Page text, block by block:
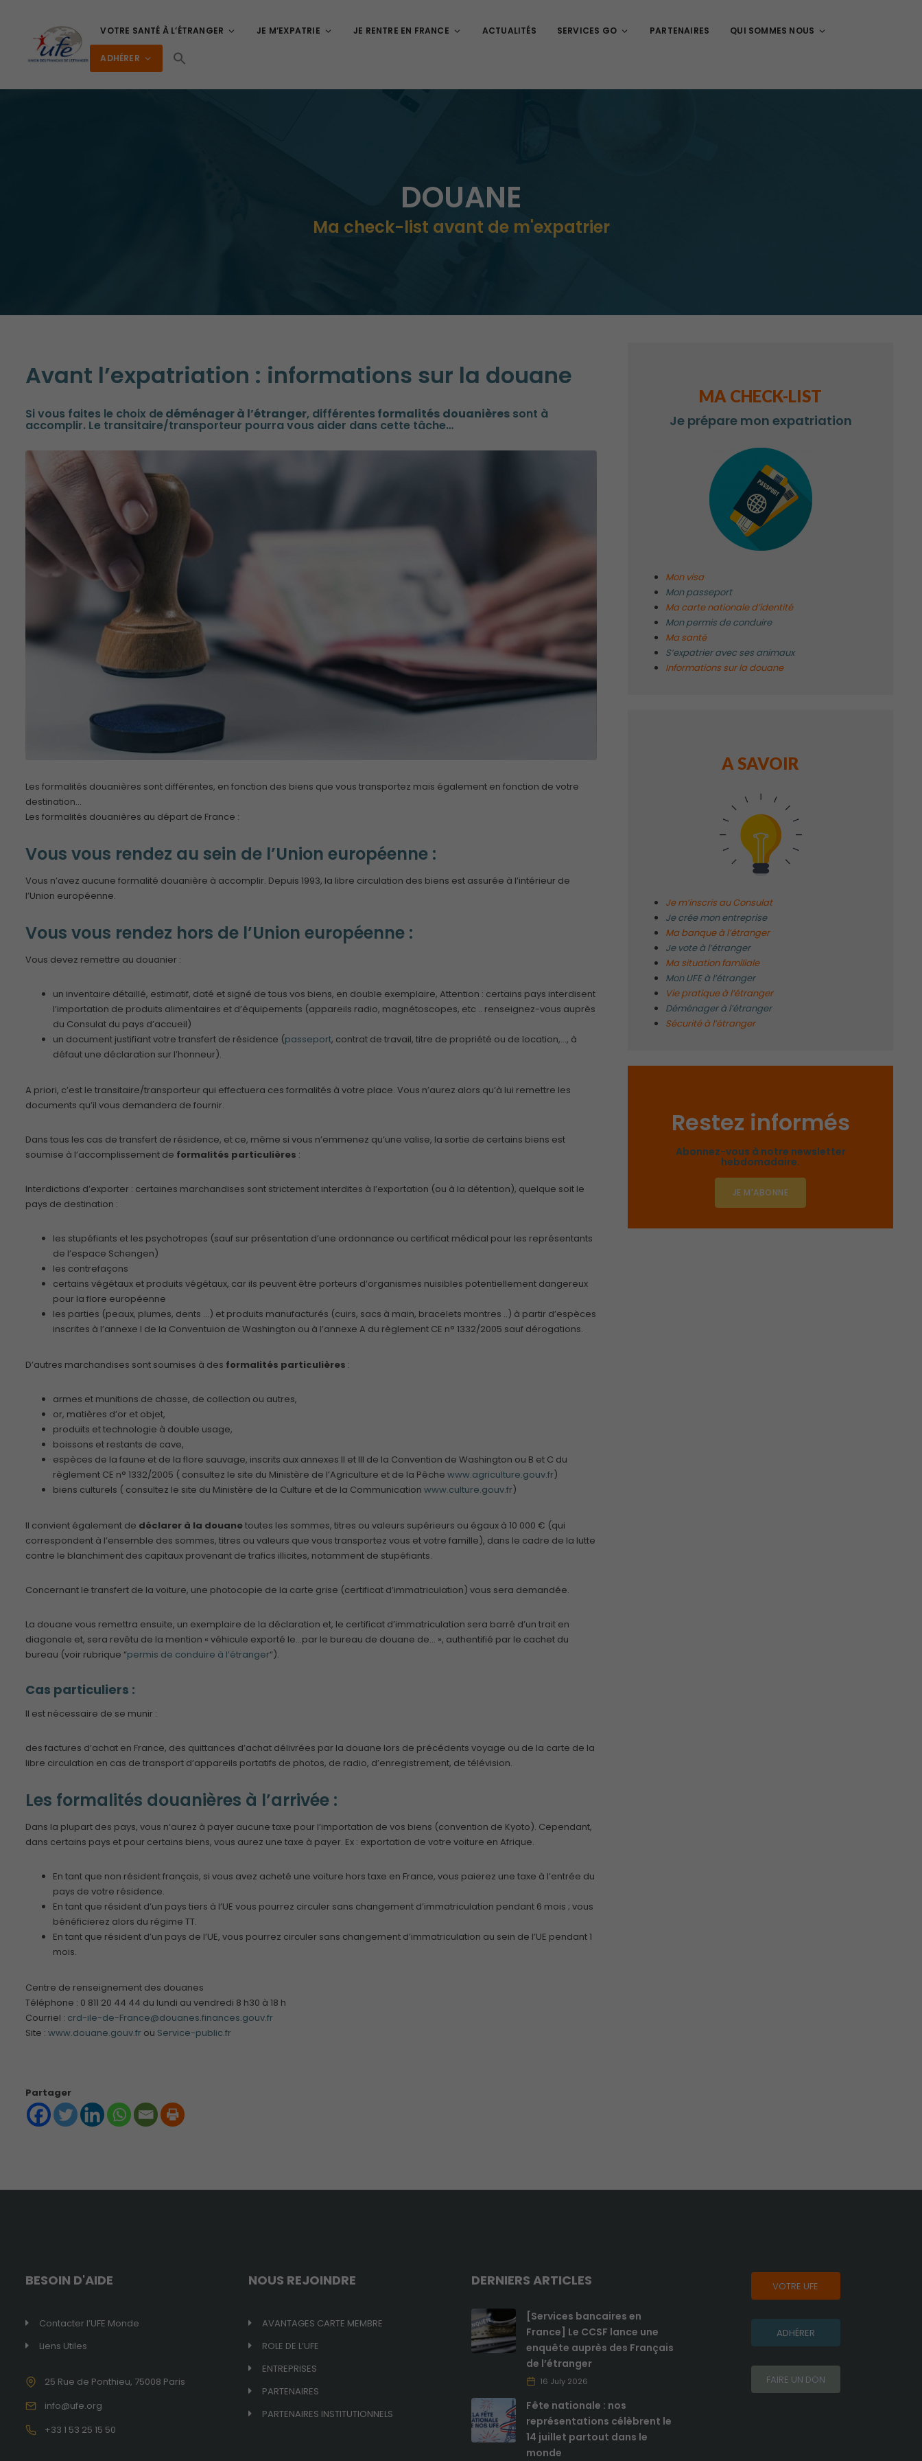
VOTRE SANTÉ À L’ÉTRANGER JE M’EXPATRIE JE RENTRE EN FRANCE ACTUALITÉS SERVICES GO PARTENAIRES QUI SOMMES NOUS
ADHÉRER
DOUANE
Ma check-list avant de m'expatrier
Avant l’expatriation : informations sur la douane
Si vous faites le choix de déménager à l’étranger, différentes formalités douanières sont à
accomplir. Le transitaire/transporteur pourra vous aider dans cette tâche…
Les formalités douanières sont différentes, en fonction des biens que vous transportez mais également en fonction de votre
destination…
Les formalités douanières au départ de France :
Vous vous rendez au sein de l’Union européenne :
Vous n’avez aucune formalité douanière à accomplir. Depuis 1993, la libre circulation des biens est assurée à l’intérieur de
l’Union européenne.
Vous vous rendez hors de l’Union européenne :
Vous devez remettre au douanier :
un inventaire détaillé, estimatif, daté et signé de tous vos biens, en double exemplaire, Attention : certains pays interdisent
l’importation de produits alimentaires et d’équipements (appareils radio, magnétoscopes, etc .. renseignez-vous auprès
du Consulat du pays d’accueil)
un document justifiant votre transfert de résidence (passeport, contrat de travail, titre de propriété ou de location,…, à
défaut une déclaration sur l’honneur).
A priori, c’est le transitaire/transporteur qui effectuera ces formalités à votre place. Vous n’aurez alors qu’à lui remettre les
documents qu’il vous demandera de fournir.
Dans tous les cas de transfert de résidence, et ce, même si vous n’emmenez qu’une valise, la sortie de certains biens est
soumise à l’accomplissement de formalités particulières :
Interdictions d’exporter : certaines marchandises sont strictement interdites à l’exportation (ou à la détention), quelque soit le
pays de destination :
les stupéfiants et les psychotropes (sauf sur présentation d’une ordonnance ou certificat médical pour les représentants
de l’espace Schengen)
les contrefaçons
certains végétaux et produits végétaux, car ils peuvent être porteurs d’organismes nuisibles potentiellement dangereux
pour la flore européenne
les parties (peaux, plumes, dents …) et produits manufacturés (cuirs, sacs à main, bracelets montres ..) à partir d’espèces
inscrites à l’annexe I de la Conventuion de Washington ou à l’annexe A du règlement CE n° 1332/2005 sauf dérogations.
D’autres marchandises sont soumises à des formalités particulières :
armes et munitions de chasse, de collection ou autres,
or, matières d’or et objet,
produits et technologie à double usage,
boissons et restants de cave,
espèces de la faune et de la flore sauvage, inscrits aux annexes II et III de la Convention de Washington ou B et C du
règlement CE n° 1332/2005 ( consultez le site du Ministère de l’Agriculture et de la Pêche www.agriculture.gouv.fr)
biens culturels ( consultez le site du Ministère de la Culture et de la Communication www.culture.gouv.fr)
Il convient également de déclarer à la douanetoutes les sommes, titres ou valeurs supérieurs ou égaux à 10 000 € (qui
correspondent à l’ensemble des sommes, titres ou valeurs que vous transportez vous et votre famille), dans le cadre de la lutte
contre le blanchiment des capitaux provenant de trafics illicites, notamment de stupéfiants.
Concernant le transfert de la voiture, une photocopie de la carte grise (certificat d’immatriculation) vous sera demandée.
La douane vous remettra ensuite, un exemplaire de la déclaration et, le certificat d’immatriculation sera barré d’un trait en
diagonale et, sera revêtu de la mention « véhicule exporté le…par le bureau de douane de… », authentifié par le cachet du
bureau (voir rubrique “permis de conduire à l’étranger“).
Cas particuliers :
Il est nécessaire de se munir :
des factures d’achat en France, des quittances d’achat délivrées par la douane lors de précédents voyage ou de la carte de la
libre circulation en cas de transport d’appareils portatifs de photos, de radio, d’enregistrement, de télévision.
Les formalités douanières à l’arrivée :
Dans la plupart des pays, vous n’aurez à payer aucune taxe pour l’importation de vos biens (convention de Kyoto). Cependant,
dans certains pays et pour certains biens, vous aurez une taxe à payer. Ex : exportation de votre voiture en Afrique.
En tant que non résident français, si vous avez acheté une voiture hors taxe en France, vous paierez une taxe à l’entrée du
pays de votre résidence.
En tant que résident d’un pays tiers à l’UE vous pourrez circuler sans changement d’immatriculation pendant 6 mois ; vous
bénéficierez alors du régime TT.
En tant que résident d’un pays de l’UE, vous pourrez circuler sans changement d’immatriculation au sein de l’UE pendant 1
mois.
Centre de renseignement des douanes
Téléphone : 0 811 20 44 44 du lundi au vendredi 8 h30 à 18 h
Courriel : crd-ile-de-France@douanes.finances.gouv.fr
Site : www.douane.gouv.fr ou Service-public.fr
MA CHECK-LIST
Je prépare mon expatriation
Mon visa
Mon passeport
Ma carte nationale d’identité
Mon permis de conduire
Ma santé
S’expatrier avec ses animaux
Informations sur la douane
A SAVOIR
Je m’inscris au Consulat
Je crée mon entreprise
Ma banque à l’étranger
Je vote à l’étranger
Ma situation familiale
Mon UFE à l’étranger
Vie pratique à l’étranger
Déménager à l’étranger
Sécurité à l’étranger
Restez informés
Abonnez-vous à notre newsletter
hebdomadaire.
JE M'ABONNE
Partager
BESOIN D'AIDE
Contacter l’UFE Monde
Liens Utiles
25 Rue de Ponthieu, 75008 Paris
info@ufe.org
+33 1 53 25 15 50
NOUS REJOINDRE
AVANTAGES CARTE MEMBRE
ROLE DE L’UFE
ENTREPRISES
PARTENAIRES
PARTENAIRES INSTITUTIONNELS
DERNIERS ARTICLES
[Services bancaires en
France] Le CCSF lance une
enquête auprès des Français
de l’étranger
16 July 2026
Fête nationale : nos
représentations célèbrent le
14 juillet partout dans le
monde
VOTRE UFE
ADHÉRER
FAIRE UN DON
Ces cookies ne
Expérience
navigation
Ces cookies
sont utilisés
performant
possible lors
de votre
visite.